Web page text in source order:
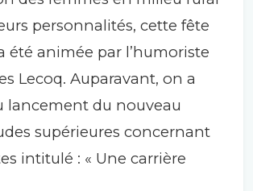
personnalités, cette fête
été animée par l’humoriste
Lecoq. Auparavant, on a
lancement du nouveau
supérieures concernant
intitulé : « Une carrière